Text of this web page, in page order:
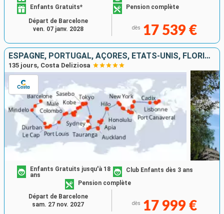
Enfants Gratuits*
Pension complète
dès 17 539 €
Départ de Barcelone
ven. 07 janv. 2028
ESPAGNE, PORTUGAL, AÇORES, ÉTATS-UNIS, FLORIDE (USA), PANAMA, MEXIQUE, ÉTATS-UNIS, HAWAII, FIJI, NOUVELLE-ZÉLANDE, AUSTRALIE, JAPON, MALAISIE, AFRIQUE DU SUD
135 jours, Costa Deliziosa
Enfants Gratuits jusqu'à 18
ans
Club Enfants dès 3 ans
Pension complète
dès 17 999 €
Départ de Barcelone
sam. 27 nov. 2027